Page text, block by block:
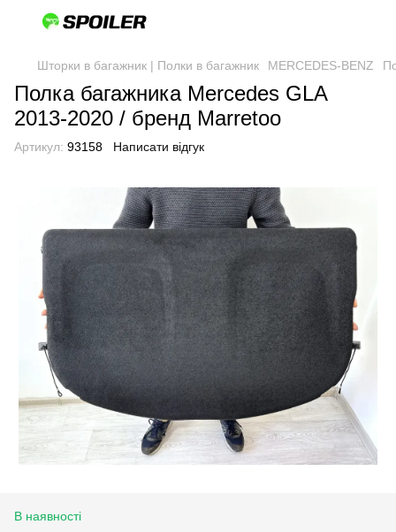
Шторки в багажник | Полки в багажник MERCEDES-BENZ
Полка багажника Mercedes GLA
2013-2020 / бренд Marretoo
Артикул: 93158 Написати відгук
В наявності